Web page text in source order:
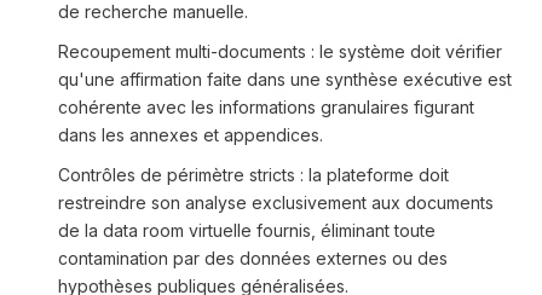
de recherche manuelle.
Recoupement multi-documents : le système doit vérifier
qu'une affirmation faite dans une synthèse exécutive est
cohérente avec les informations granulaires figurant
dans les annexes et appendices.
Contrôles de périmètre stricts : la plateforme doit
restreindre son analyse exclusivement aux documents
de la data room virtuelle fournis, éliminant toute
contamination par des données externes ou des
hypothèses publiques généralisées.